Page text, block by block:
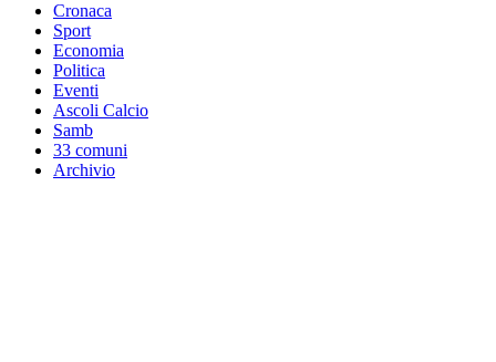
Cronaca
Sport
Economia
Politica
Eventi
Ascoli Calcio
Samb
33 comuni
Archivio